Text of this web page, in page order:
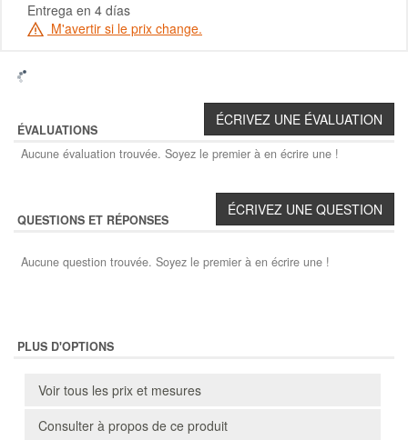
Entrega en 4 días
M'avertir si le prix change.
ÉVALUATIONS
Aucune évaluation trouvée. Soyez le premier à en écrire une !
QUESTIONS ET RÉPONSES
Aucune question trouvée. Soyez le premier à en écrire une !
PLUS D'OPTIONS
Voir tous les prix et mesures
Consulter à propos de ce produit